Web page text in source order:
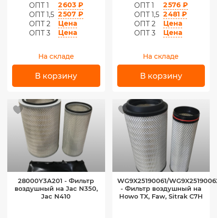
ОПТ 1
2 603 ₽
ОПТ 1,5 2 507 ₽
ОПТ 2
Цена
ОПТ 3
Цена
На складе
В корзину
ОПТ 1
2 576 ₽
ОПТ 1,5 2 481 ₽
ОПТ 2
Цена
ОПТ 3
Цена
На складе
В корзину
28000Y3A201 - Фильтр
воздушный на Jac N350,
Jac N410
WG9X25190061/
- Фильтр воздушный на
Howo TX, Faw, Sitrak C7H